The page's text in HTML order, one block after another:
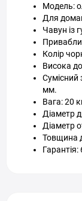
Модель:
Для
Чавун із
Колір
Висока
Сумісний
мм.
Вага: 20
Діаметр
Діаметр
Товщина
Гарантія: